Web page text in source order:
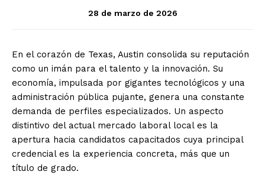
28 de marzo de 2026
En el corazón de Texas, Austin consolida su reputación
como un imán para el talento y la innovación. Su
economía, impulsada por gigantes tecnológicos y una
administración pública pujante, genera una constante
demanda de perfiles especializados. Un aspecto
distintivo del actual mercado laboral local es la
apertura hacia candidatos capacitados cuya principal
credencial es la experiencia concreta, más que un
título de grado.